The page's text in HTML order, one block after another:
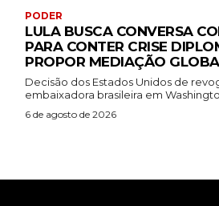
PODER
LULA BUSCA CONVERSA
PARA CONTER CRISE
PROPOR MEDIAÇÃO
Decisão dos Estados Unidos de
embaixadora brasileira em
6 de agosto de 2026